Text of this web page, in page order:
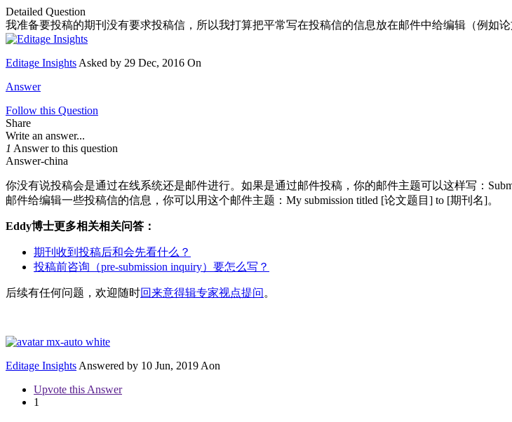
Detailed Question
我准备要投稿的期刊没有要求投稿信，所以我打算把平常写在投稿信的信息放在邮件中给编辑（例如
Editage Insights Asked by 29 Dec, 2016 On
Answer
Follow this Question
Share
Write an answer...
1 Answer to this question
Answer-china
你没有说投稿会是通过在线系统还是邮件进行。如果是通过邮件投稿，你的邮件主题可以这样写：
邮件给编辑一些投稿信的信息，你可以用这个邮件主题： My submission titled [论文题目] to [期刊名]。
Eddy博士更多相关相关问答：
期刊收到投稿后和会先看什么？
投稿前咨询（pre-submission inquiry）要怎么写？
后续有任何问题，欢迎随时回来意得辑专家视点提问 。
Editage Insights Answered by 10 Jun, 2019 Aon
Upvote this Answer
1